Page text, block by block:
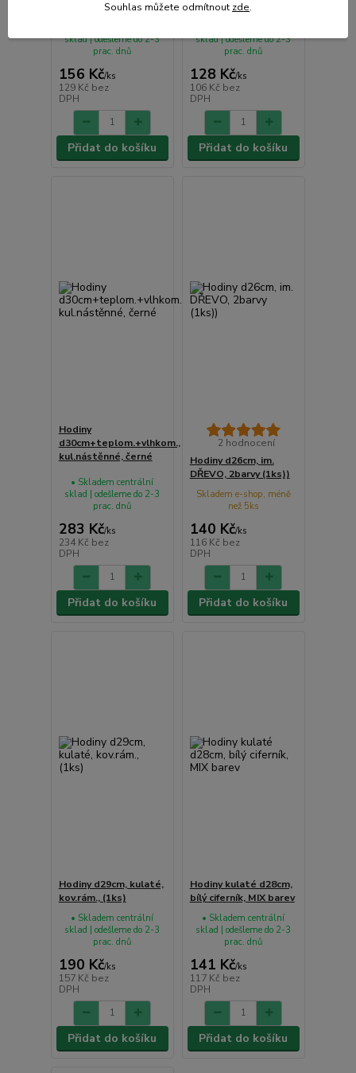
4DEKORY, OVOCE
156 Kč/ks
129 Kč bez
DPH
sklad | odešleme do 2-3
prac. dnů
Přidat do košíku
čtverec, MIX barev
128 Kč/ks
106 Kč bez
DPH
sklad | odešleme do 2-3
prac. dnů
Přidat do košíku
Hodiny
d30cm+teplom.+vlhkom.,
kul.nástěnné, černé
283 Kč/ks
234 Kč bez
DPH
• Skladem centrální
sklad | odešleme do 2-3
prac. dnů
Přidat do košíku
2 hodnocení
Hodiny d26cm, im.
DŘEVO, 2barvy (1ks))
140 Kč/ks
116 Kč bez
DPH
Skladem e-shop, méně
než 5ks
Přidat do košíku
Hodiny d29cm, kulaté,
kov.rám., (1ks)
190 Kč/ks
157 Kč bez
DPH
• Skladem centrální
sklad | odešleme do 2-3
prac. dnů
Přidat do košíku
Hodiny kulaté d28cm,
bílý ciferník, MIX barev
141 Kč/ks
117 Kč bez
DPH
• Skladem centrální
sklad | odešleme do 2-3
prac. dnů
Přidat do košíku
Souhlas můžete odmítnout zde.